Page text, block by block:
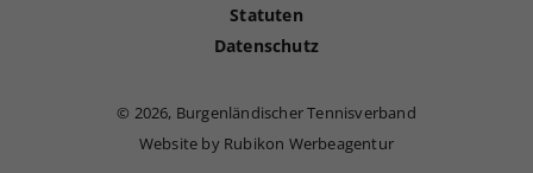
Statuten
Datenschutz
© 2026, Burgenländischer Tennisverband
Website by Rubikon Werbeagentur